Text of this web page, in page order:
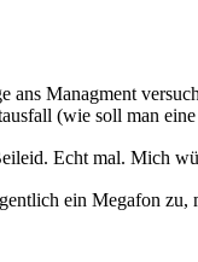
ans Managment
(wie soll man
Echt mal. Mich
ein Megafon zu,